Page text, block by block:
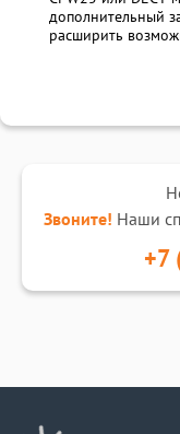
дополнительный
расширить
Звоните! Наши
+7